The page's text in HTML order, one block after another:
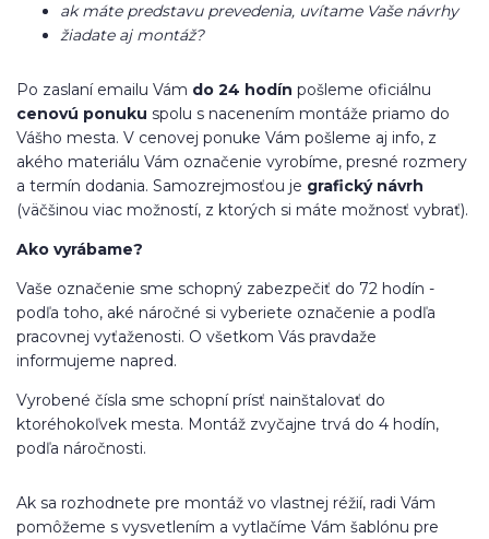
ak máte predstavu prevedenia, uvítame Vaše návrhy
žiadate aj montáž?
Po zaslaní emailu Vám do 24 hodín pošleme oficiálnu
cenovú ponuku spolu s nacenením montáže priamo do
Vášho mesta. V cenovej ponuke Vám pošleme aj info, z
akého materiálu Vám označenie vyrobíme, presné rozmery
a termín dodania. Samozrejmosťou je grafický návrh
(väčšinou viac možností, z ktorých si máte možnosť vybrať).
Ako vyrábame?
Vaše označenie sme schopný zabezpečiť do 72 hodín -
podľa toho, aké náročné si vyberiete označenie a podľa
pracovnej vyťaženosti. O všetkom Vás pravdaže
informujeme napred.
Vyrobené čísla sme schopní prísť nainštalovať do
ktoréhokoľvek mesta. Montáž zvyčajne trvá do 4 hodín,
podľa náročnosti.
Ak sa rozhodnete pre montáž vo vlastnej réžií, radi Vám
pomôžeme s vysvetlením a vytlačíme Vám šablónu pre